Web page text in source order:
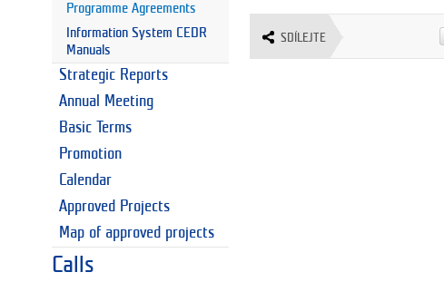
Programme Agreements
Information System CEDR
Manuals
Strategic Reports
Annual Meeting
Basic Terms
Promotion
Calendar
Approved Projects
Map of approved projects
Calls
SDÍLEJTE